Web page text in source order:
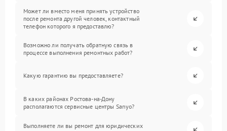
Может ли вместо меня принять устройство
после ремонта другой человек, контактный
телефон которого я предоставлю?
Возможно ли получать обратную связь в
процессе выполнения ремонтных работ?
Какую гарантию вы предоставляете?
В каких районах Ростова-на-Дону
располагаются сервисные центры Sanyo?
Выполняете ли вы ремонт для юридических